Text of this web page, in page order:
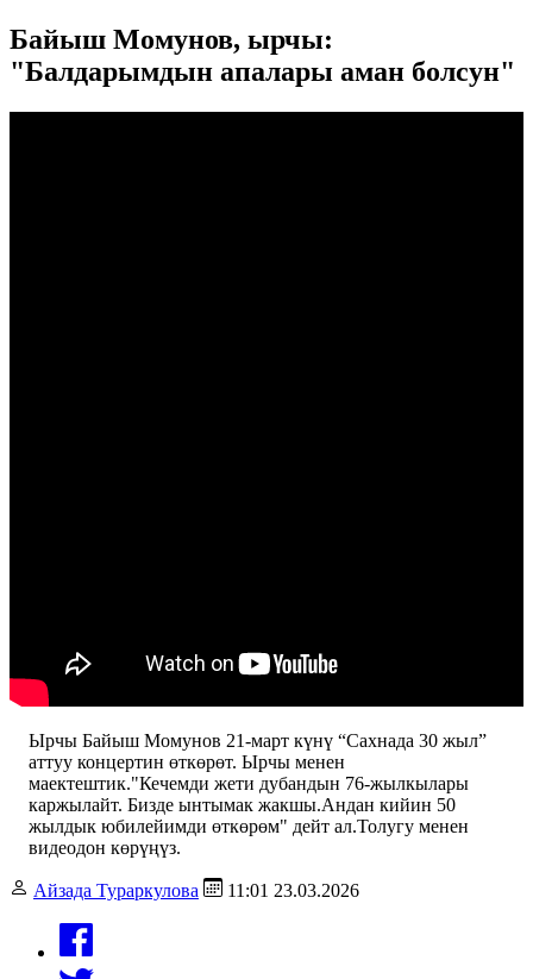
Байыш Момунов, ырчы:
"Балдарымдын апалары аман болсун"
Ырчы Байыш Момунов 21-март күнү “Сахнада 30 жыл”
аттуу концертин өткөрөт. Ырчы менен
маектештик."Кечемди жети дубандын 76-жылкылары
каржылайт. Бизде ынтымак жакшы.Андан кийин 50
жылдык юбилейимди өткөрөм" дейт ал.Толугу менен
видеодон көрүңүз.
Айзада Тураркулова 11:01 23.03.2026